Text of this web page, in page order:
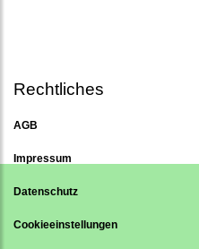
Rechtliches
AGB
Impressum
Datenschutz
Cookieeinstellungen